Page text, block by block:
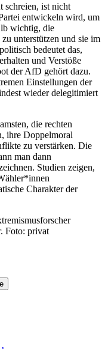
schreien, ist nicht
entwickeln wird, um
wichtig, die
unterstützen und sie im
bedeutet das,
und Verstöße
der AfD gehört dazu.
Einstellungen der
wieder delegitimiert
die rechten
ihre Doppelmoral
zu verstärken. Die
man dann
Studien zeigen,
Charakter der
Foto: privat